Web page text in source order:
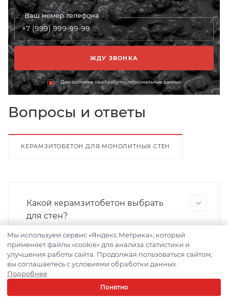
Ваш номер телефона
Даю согласие на обработку персональных данных
Вопросы и ответы
КЕРАМЗИТОБЕТОН ДЛЯ МОНОЛИТНЫХ СТЕН
Какой керамзитобетон выбрать
для стен?
Можно ли использовать
керамзитобетон для монолитных
Мы используем сервис «Яндекс.Метрика», который
применяет файлы «cookie» для анализа статистики и
улучшения работы сайта. Продолжая пользоваться сайтом,
вы соглашаетесь с условиями обработки данных.
Подробнее
Понятно